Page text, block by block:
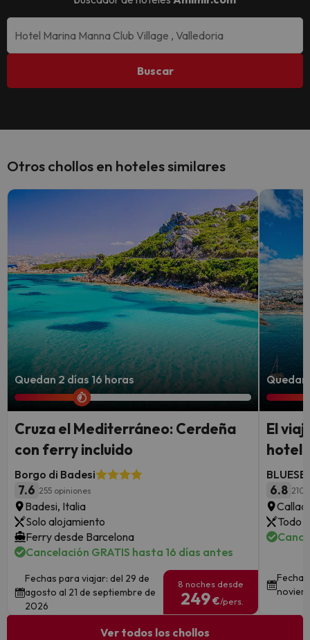
Buscar
Otros chollos en hoteles similares
Quedan 2 días 16 horas
Cruza el Mediterráneo: Cerdeña
con ferry incluido
Borgo di Badesi
7.6 255 opiniones
Badesi, Italia
Solo alojamiento
Ferry desde Barcelona
Cancelación GRATIS hasta 16 días antes
Fechas para viajar: del 29 de
agosto al 21 de septiembre de
2026
8 noches desde
249€/pers.
Quedan
El
hotel
6.8 210
Todo
Ver todos los chollos